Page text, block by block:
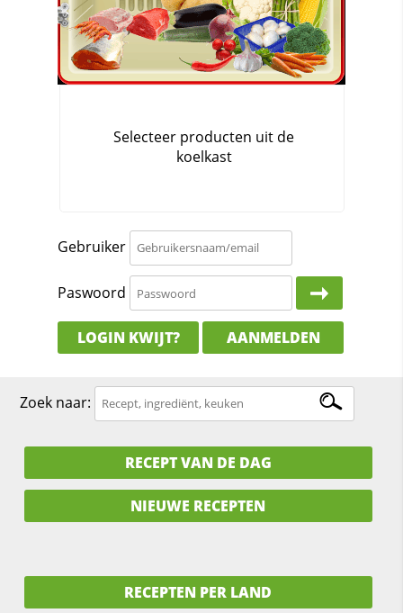
Gebruiker
Paswoord
LOGIN KWIJT? AANMELDEN
Zoek naar:
RECEPT VAN DE DAG
NIEUWE RECEPTEN
RECEPTEN PER LAND